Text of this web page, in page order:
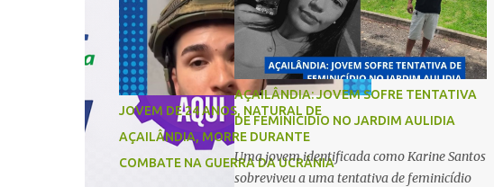
JOVEM DE 24 ANOS, NATURAL DE
AÇAILÂNDIA, MORRE DURANTE
COMBATE NA GUERRA DA UCRÂNIA
AÇAILÂNDIA: JOVEM SOFRE TENTATIVA
DE FEMINICIDIO NO JARDIM AULIDIA
Uma jovem identificada como Karine Santos
sobreviveu a uma tentativa de feminicídio